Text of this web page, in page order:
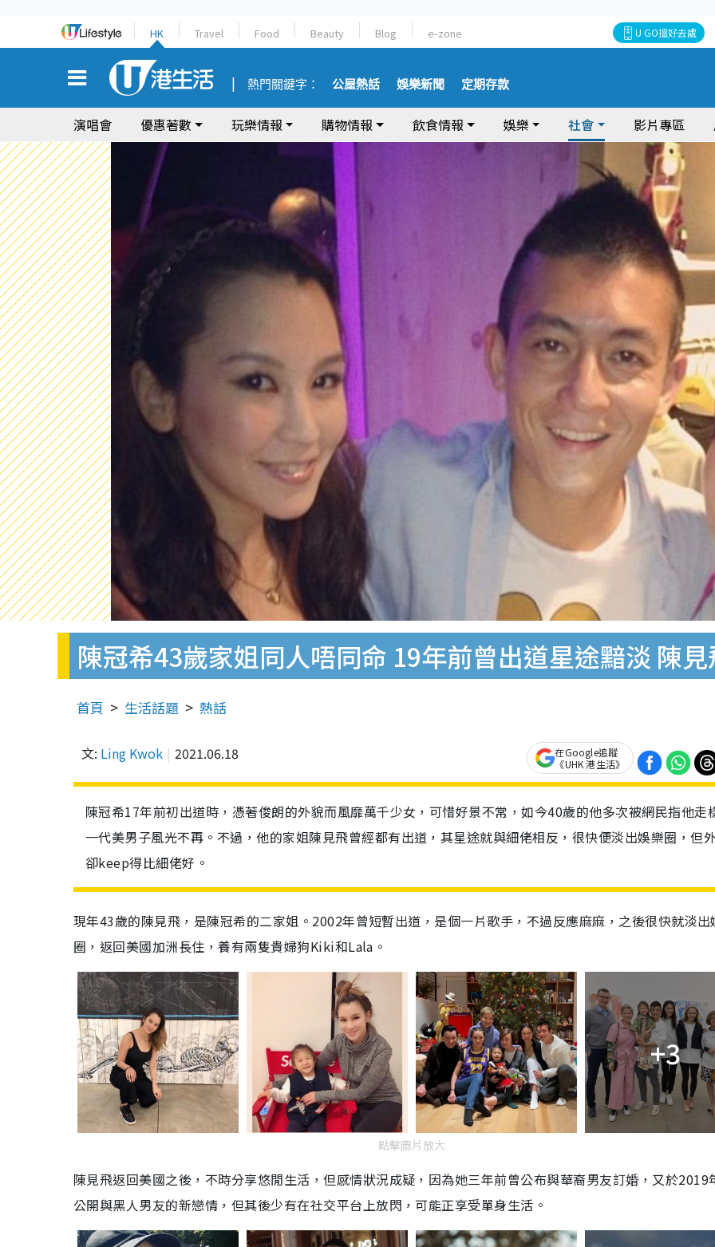
HK Travel Food Beauty Blog e-zone U GO搵好去處
熱門關鍵字： 公屋熱話 娛樂新聞 定期存款
演唱會 優惠著數 玩樂情報 購物情報 飲食情報 娛樂 社會 影片專區
陳冠希43歲家姐同人唔同命 19年前曾出道星途黯淡 陳
首頁 生活話題 熱話
文: Ling Kwok 2021.06.18
在Google追蹤
《UHK 港生活》
陳冠希17年前初出道時，憑著俊朗的外貌而風靡萬千少女，可惜好景不常，如今40歲的他多次被網民指他走
一代美男子風光不再。不過，他的家姐陳見飛曾經都有出道，其星途就與細佬相反，很快便淡出娛樂圈，但
卻keep得比細佬好。
現年43歲的陳見飛，是陳冠希的二家姐。2002年曾短暫出道，是個一片歌手，不過反應麻麻，之後很快就淡出
圈，返回美國加洲長住，養有兩隻貴婦狗Kiki和Lala。
+3
點擊圖片放大
陳見飛返回美國之後，不時分享悠閒生活，但感情狀況成疑，因為她三年前曾公布與華裔男友訂婚，又於2019
公開與黑人男友的新戀情，但其後少有在社交平台上放閃，可能正享受單身生活。